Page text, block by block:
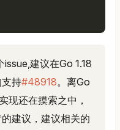
建议在Go 1.18
持#48918。离Go
现还在摸索之中，
建议，建议相关的